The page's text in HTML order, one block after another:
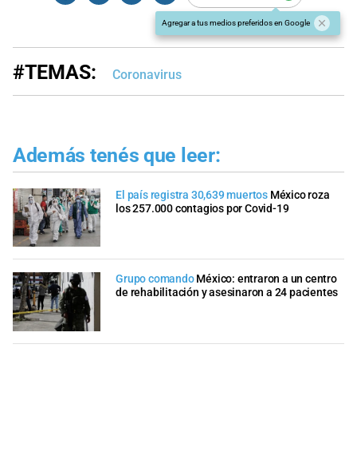
Agregar a tus medios preferidos en Google
#TEMAS: Coronavirus
Además tenés que leer:
El país registra 30,639 muertos México roza
los 257.000 contagios por Covid-19
Grupo comando México: entraron a un centro
de rehabilitación y asesinaron a 24 pacientes